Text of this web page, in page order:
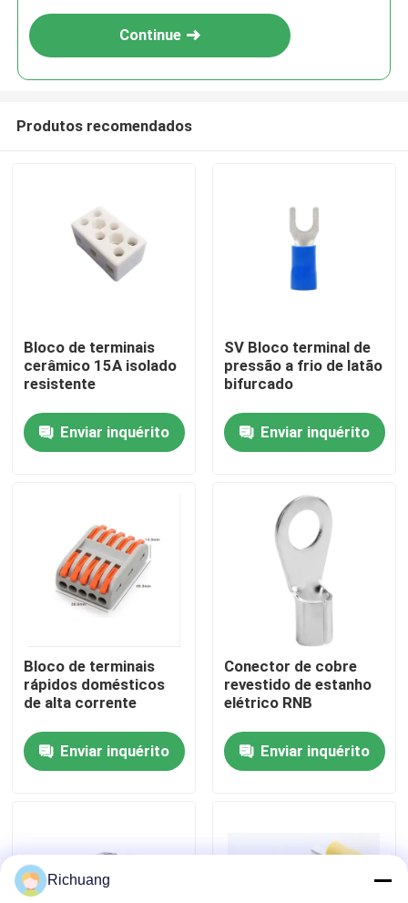
Casa
Produtos
Excursão da fábrica
Controle da qualidade
Contacte-nos
cabos e conectores do plc
Continue
Produtos recomendados
Bloco de terminais
cerâmico 15A isolado
resistente
Enviar inquérito
SV Bloco terminal de
pressão a frio de latão
bifurcado
Enviar inquérito
Bloco de terminais
rápidos domésticos
de alta corrente
Enviar inquérito
Conector de cobre
revestido de estanho
elétrico RNB
Enviar inquérito
Richuang